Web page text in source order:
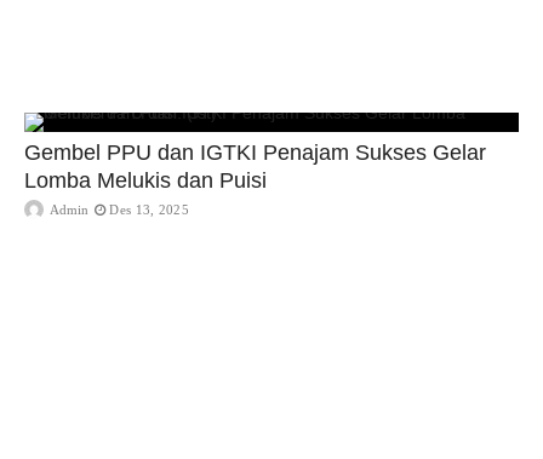
Gembel PPU dan IGTKI Penajam Sukses Gelar
Lomba Melukis dan Puisi
Admin Des 13, 2025